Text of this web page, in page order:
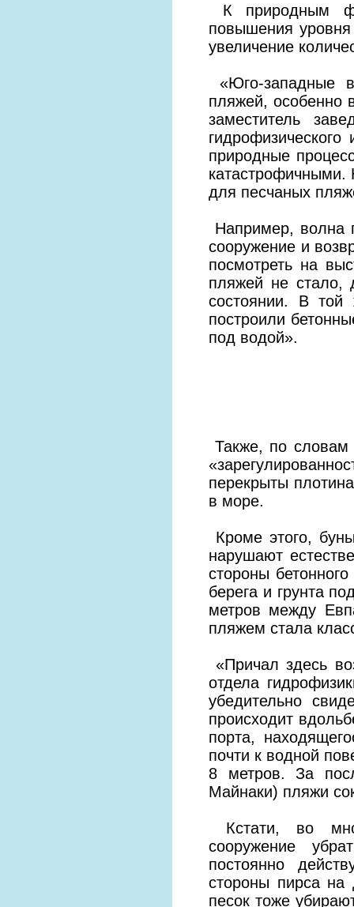
К природным
повышения
увеличение
«Юго-западные
пляжей, особенно
заместитель
природные
катастрофичными.
для песчаных
Например, волна
сооружение и
посмотреть на
пляжей не стало,
состоянии. В той
построили
под водой».
Также, по словам
перекрыты
в море.
Кроме этого,
нарушают
стороны
берега и грунта
метров между
пляжем стала
«Причал здесь
отдела
убедительно
происходит
порта,
почти к водной
8 метров. За
Майнаки) пляжи
Кстати, во
сооружение
постоянно
стороны пирса на
песок тоже